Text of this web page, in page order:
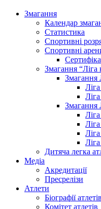
Змагання
Календар
Статистика
Спортивні
Спортивні
Змагання “Ліга
Змагання
Змагання
Дитяча легка
Медіа
Акредитації
Пресрелізи
Атлети
Біографії атлетів
Комітет атлетів